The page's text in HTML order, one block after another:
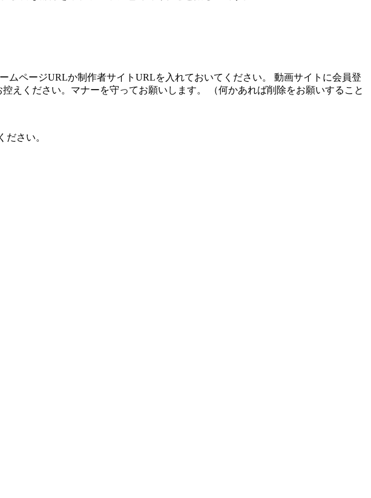
ページURLか制作者サイトURLを入れておいてください。 動画サイトに会員登
ください。マナーを守ってお願いします。 （何かあれば削除をお願いすること
さい。